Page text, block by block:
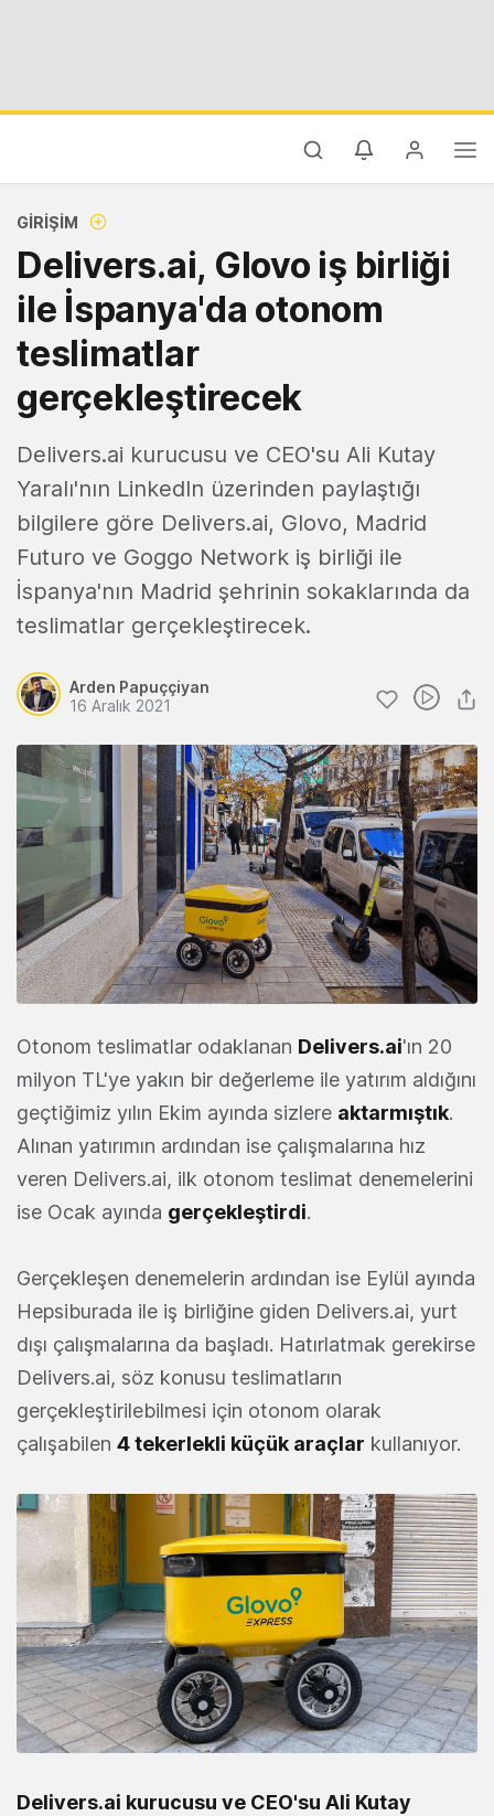
GIRIŞIM
Delivers.ai, Glovo iş birliği
ile İspanya'da otonom
teslimatlar
gerçekleştirecek
Delivers.ai kurucusu ve CEO'su Ali Kutay
Yaralı'nın LinkedIn üzerinden paylaştığı
bilgilere göre Delivers.ai, Glovo, Madrid
Futuro ve Goggo Network iş birliği ile
İspanya'nın Madrid şehrinin sokaklarında da
teslimatlar gerçekleştirecek.
Arden Papuççiyan
16 Aralık 2021
Otonom teslimatlar odaklanan Delivers.ai'ın 20
milyon TL'ye yakın bir değerleme ile yatırım aldığını
geçtiğimiz yılın Ekim ayında sizlere aktarmıştık.
Alınan yatırımın ardından ise çalışmalarına hız
veren Delivers.ai, ilk otonom teslimat denemelerini
ise Ocak ayında gerçekleştirdi.
Gerçekleşen denemelerin ardından ise Eylül ayında
Hepsiburada ile iş birliğine giden Delivers.ai, yurt
dışı çalışmalarına da başladı. Hatırlatmak gerekirse
Delivers.ai, söz konusu teslimatların
gerçekleştirilebilmesi için otonom olarak
çalışabilen 4 tekerlekli küçük araçlar kullanıyor.
Delivers.ai kurucusu ve CEO'su Ali Kutay